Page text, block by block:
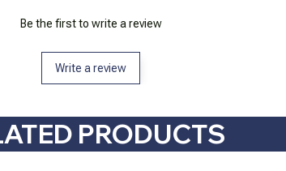
Be the first to write a review
Write a review
PRODUCTS